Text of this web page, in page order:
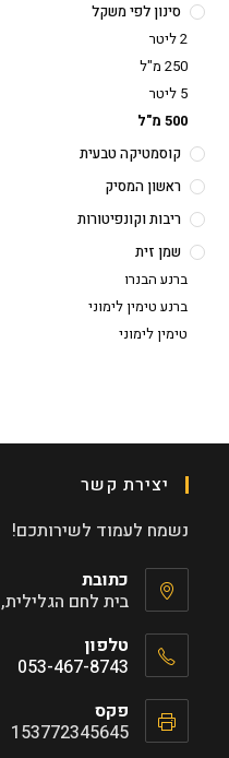
סינון לפי משקל
2 ליטר
250 מ"ל
5 ליטר
500 מ"ל
קוסמטיקה טבעית
ראשון המסיק
ריבות וקונפיטורות
שמן זית
ברנע הבנרו
ברנע טימין לימוני
טימין לימוני
יצירת קשר
נשמח לעמוד לשירותכם!
כתובת
בית לחם הגלילית, 3600700
טלפון
053-467-8743
in
your
פקס
153772345645